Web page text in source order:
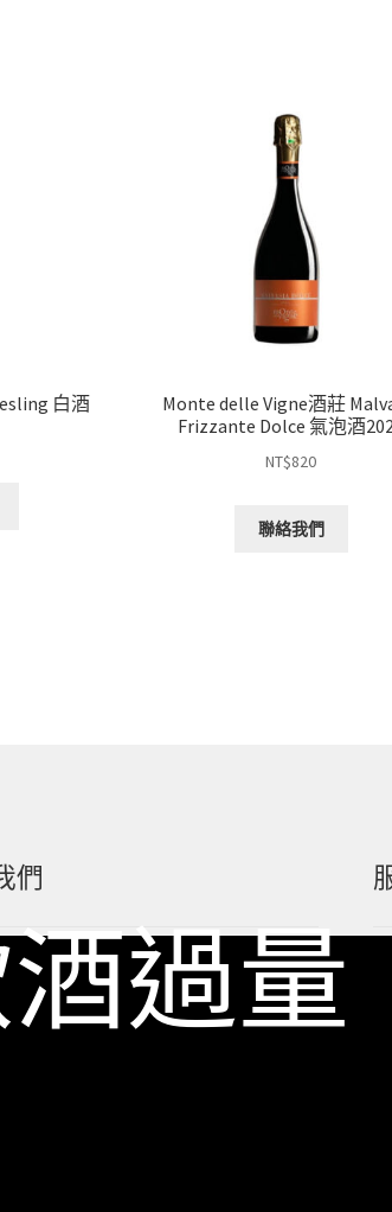
白酒
Monte delle Vigne酒莊
Frizzante Dolce 氣泡酒
NT$820
聯絡我們
們
過量